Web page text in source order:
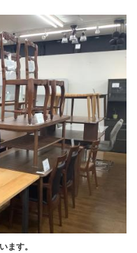
ます。